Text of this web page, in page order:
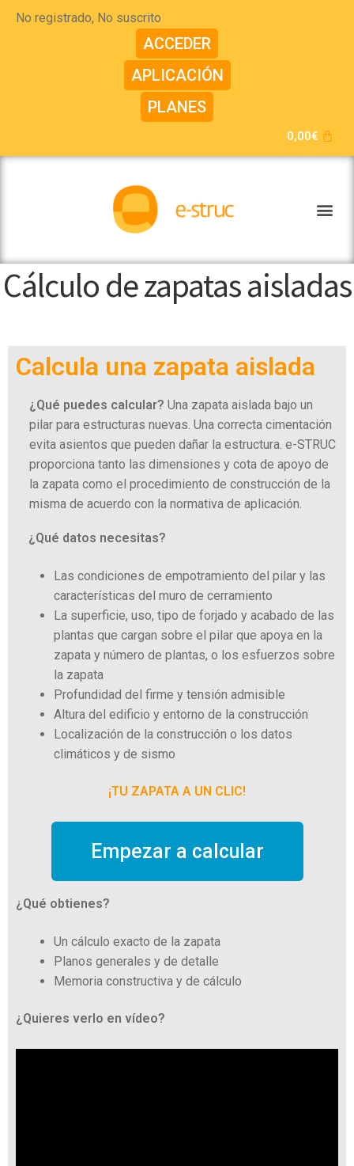
No registrado, No suscrito
ACCEDER
APLICACIÓN
PLANES
0,00€
Cálculo de zapatas aisladas
Calcula una zapata aislada
¿Qué puedes calcular? Una zapata aislada bajo un
pilar para estructuras nuevas. Una correcta cimentación
evita asientos que pueden dañar la estructura. e-STRUC
proporciona tanto las dimensiones y cota de apoyo de
la zapata como el procedimiento de construcción de la
misma de acuerdo con la normativa de aplicación.
¿Qué datos necesitas?
Las condiciones de empotramiento del pilar y las
características del muro de cerramiento
La superficie, uso, tipo de forjado y acabado de las
plantas que cargan sobre el pilar que apoya en la
zapata y número de plantas, o los esfuerzos sobre
la zapata
Profundidad del firme y tensión admisible
Altura del edificio y entorno de la construcción
Localización de la construcción o los datos
climáticos y de sismo
¡TU ZAPATA A UN CLIC!
Empezar a calcular
¿Qué obtienes?
Un cálculo exacto de la zapata
Planos generales y de detalle
Memoria constructiva y de cálculo
¿Quieres verlo en vídeo?